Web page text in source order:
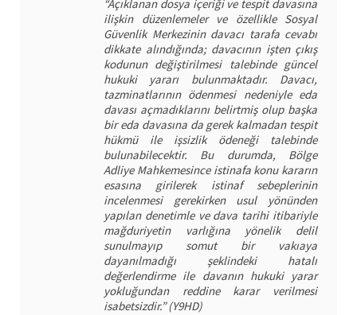
“Açıklanan dosya içeriği ve tespit davasına
ilişkin düzenlemeler ve özellikle Sosyal
Güvenlik Merkezinin davacı tarafa cevabı
dikkate alındığında; davacının işten çıkış
kodunun değiştirilmesi talebinde güncel
hukuki yararı bulunmaktadır. Davacı,
tazminatlarının ödenmesi nedeniyle eda
davası açmadıklarını belirtmiş olup başka
bir eda davasına da gerek kalmadan tespit
hükmü ile işsizlik ödeneği talebinde
bulunabilecektir. Bu durumda, Bölge
Adliye Mahkemesince istinafa konu kararın
esasına girilerek istinaf sebeplerinin
incelenmesi gerekirken usul yönünden
yapılan denetimle ve dava tarihi itibariyle
mağduriyetin varlığına yönelik delil
sunulmayıp somut bir vakıaya
dayanılmadığı şeklindeki hatalı
değerlendirme ile davanın hukuki yarar
yokluğundan reddine karar verilmesi
isabetsizdir.” (Y9HD)